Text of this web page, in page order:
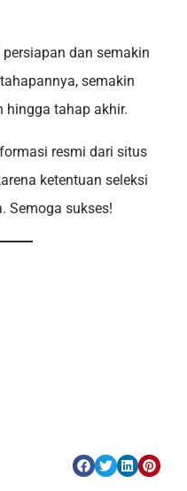
dan semakin
semakin
hingga tahap akhir.
resmi dari situs
ketentuan seleksi
Semoga sukses!